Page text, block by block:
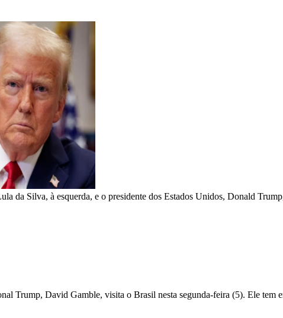
da Silva, à esquerda, e o presidente dos Estados Unidos, Donald
Trump, David Gamble, visita o Brasil nesta segunda-feira (5). Ele tem